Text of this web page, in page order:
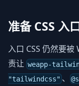
准备 CSS 入
入口 CSS 仍然要被
责让 weapp-
"tailwindcss" 、